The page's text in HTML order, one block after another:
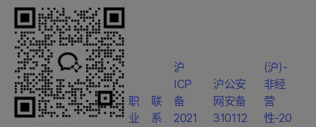
职
业
联
系
沪
ICP
备
2021
沪公安
网安备
310112
(沪)-
非经
营
性-20